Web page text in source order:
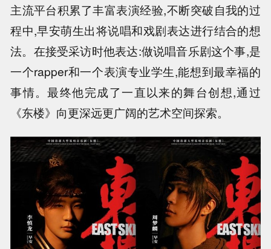
主流平台积累了丰富表演经验,不断突破自我的过
程中,早安萌生出将说唱和戏剧表达进行结合的想
法。在接受采访时他表达:做说唱音乐剧这个事,是
一个rapper和一个表演专业学生,能想到最幸福的
事情。最终他完成了一直以来的舞台创想,通过
《东楼》向更深远更广阔的艺术空间探索。